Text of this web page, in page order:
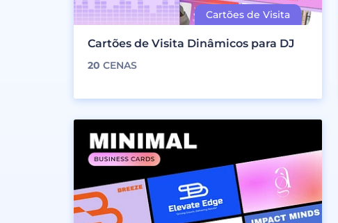
Cartões de Visita Dinâmicos para DJ
20 CENAS